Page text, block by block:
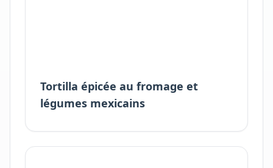
Tortilla épicée au fromage et
légumes mexicains